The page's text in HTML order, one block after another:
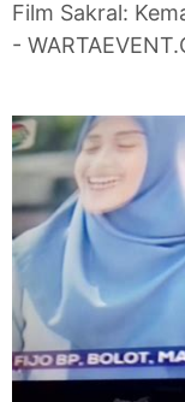
Film Sakral:
-